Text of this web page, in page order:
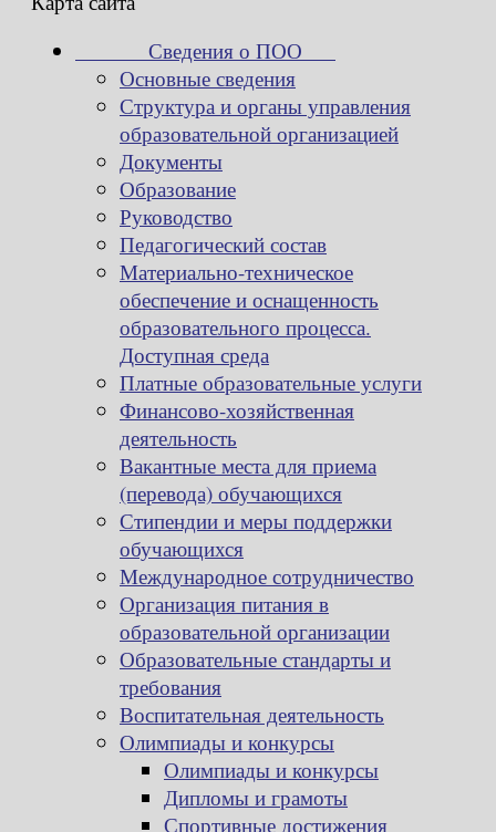
Сведения о ПОО
Основные сведения
Структура и органы управления
образовательной организацией
Документы
Образование
Руководство
Педагогический состав
Материально-техническое
обеспечение и оснащенность
образовательного процесса.
Доступная среда
Платные образовательные услуги
Финансово-хозяйственная
деятельность
Вакантные места для приема
(перевода) обучающихся
Стипендии и меры поддержки
обучающихся
Международное сотрудничество
Организация питания в
образовательной организации
Образовательные стандарты и
требования
Воспитательная деятельность
Олимпиады и конкурсы
Олимпиады и конкурсы
Дипломы и грамоты
Спортивные достижения